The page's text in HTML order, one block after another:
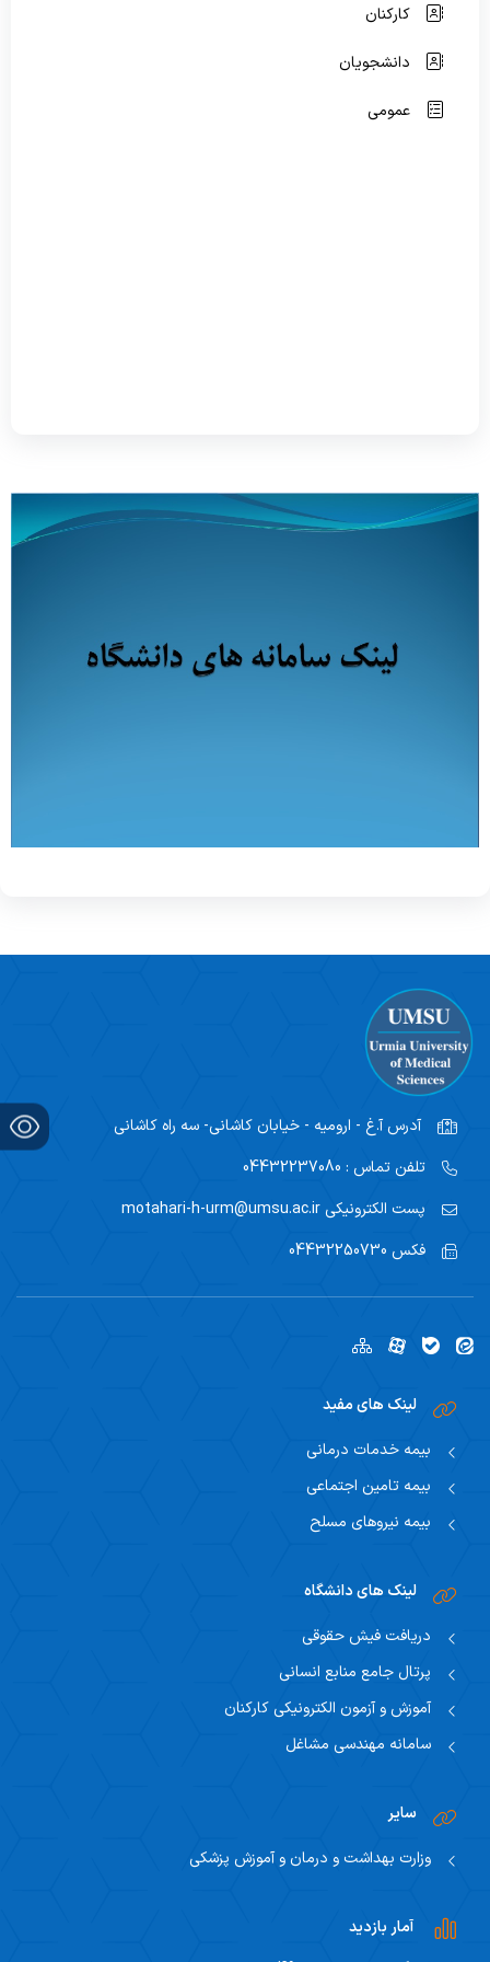
کتابخانه
کارکنان
دانشجویان
عمومی
آدرسآ.غ - ارومیه - خیابان کاشانی- سه راه کاشانی
تلفن تماس : 04432237080
پست الکترونیکی
فکس
لینک های مفید
بیمه خدمات درمانی
بیمه تامین اجتماعی
بیمه نیروهای مسلح
لینک های دانشگاه
دریافت فیش حقوقی
پرتال جامع منابع انسانی
آموزش و آزمون الکترونیکی کارکنان
سامانه مهندسی مشاغل
سایر
وزارت بهداشت و درمان و آموزش پزشکی
آمار بازدید